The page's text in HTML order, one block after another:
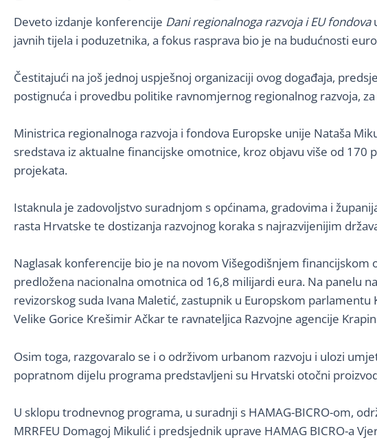
Deveto izdanje konferencije Dani regionalnoga razvoja i EU fondova
javnih tijela i poduzetnika, a fokus rasprava bio je na budućnosti
Čestitajući na još jednoj uspješnoj organizaciji ovog događaja,
postignuća i provedbu politike ravnomjernog regionalnog razvoja,
Ministrica regionalnoga razvoja i fondova Europske unije Nataša
sredstava iz aktualne financijske omotnice, kroz objavu više od
projekata.
Istaknula je zadovoljstvo suradnjom s općinama, gradovima i
rasta Hrvatske te dostizanja razvojnog koraka s najrazvijenijim
Naglasak konferencije bio je na novom Višegodišnjem
predložena nacionalna omotnica od 16,8 milijardi eura. Na panelu
revizorskog suda Ivana Maletić, zastupnik u Europskom
Velike Gorice Krešimir Ačkar te ravnateljica Razvojne agencije
Osim toga, razgovaralo se i o održivom urbanom razvoju i ulozi
popratnom dijelu programa predstavljeni su Hrvatski otočni
U sklopu trodnevnog programa, u suradnji s HAMAG-BICRO-om,
MRRFEU Domagoj Mikulić i predsjednik uprave HAMAG BICRO-a